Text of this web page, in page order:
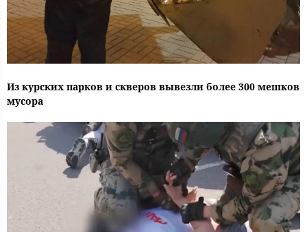
Из курских парков и скверов вывезли более 300 мешков
мусора